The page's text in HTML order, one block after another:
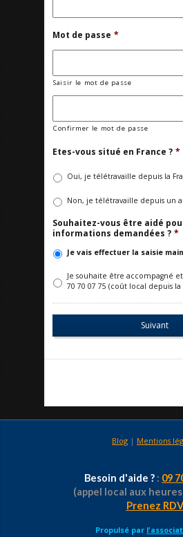
Mot de passe *
Saisir le mot de passe
Confirmer le mot de passe
Etes-vous situé en France ? *
Oui, je télétravaille depuis la
Non, je télétravaille depuis un
Souhaitez-vous être aidé
informations demandées ? *
Je vais effectuer la saisie
Je souhaite être accompagné
70 70 07 75 (coût local depuis la
Blog | Mentions
Besoin d'aide ? : 09
(appel local aux
Prenez RDV
Propulsé par